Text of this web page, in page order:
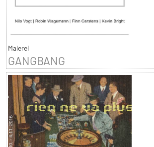
Malerei
GANGBANG